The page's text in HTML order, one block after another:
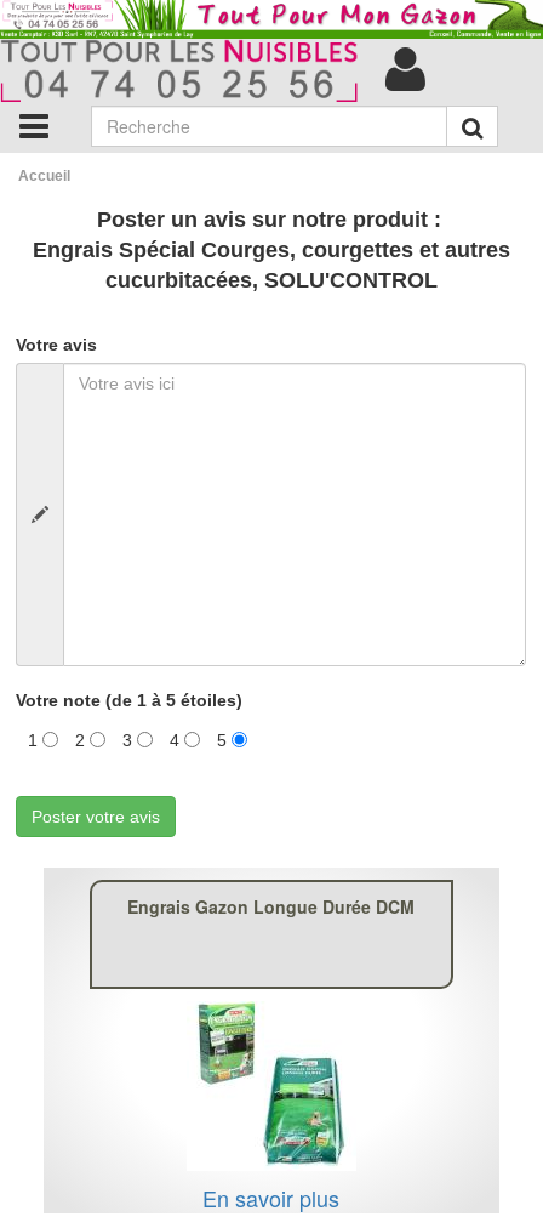
Accueil
Poster un avis sur notre produit :
Engrais Spécial Courges, courgettes et autres
cucurbitacées, SOLU'CONTROL
Votre avis
Votre note (de 1 à 5 étoiles)
1 2 3 4 5
Poster votre avis
Engrais Gazon Longue Durée DCM
En savoir plus